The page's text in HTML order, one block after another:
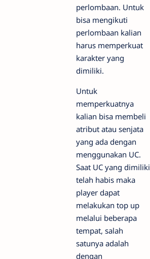
perlombaan. Untuk
bisa mengikuti
perlombaan kalian
harus memperkuat
karakter yang
dimiliki.
Untuk
memperkuatnya
kalian bisa membeli
atribut atau senjata
yang ada dengan
menggunakan UC.
Saat UC yang dimiliki
telah habis maka
player dapat
melakukan top up
melalui beberapa
tempat, salah
satunya adalah
dengan